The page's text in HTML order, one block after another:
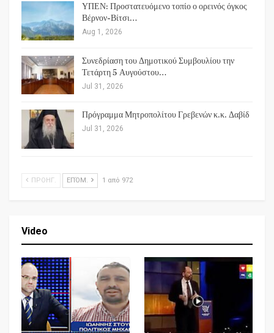
ΥΠΕΝ: Προστατευόμενο τοπίο ο ορεινός όγκος
Βέρνον-Βίτσι…
Aug 1, 2026
Συνεδρίαση του Δημοτικού Συμβουλίου την
Τετάρτη 5 Αυγούστου…
Jul 31, 2026
Πρόγραμμα Μητροπολίτου Γρεβενών κ.κ. Δαβίδ
Jul 31, 2026
ΠΡΟΗΓ. ΕΠΌΜ. 1 από 972
Video